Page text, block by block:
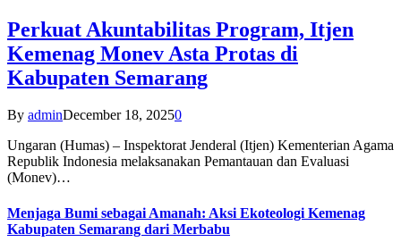
Perkuat Akuntabilitas Program, Itjen
Kemenag Monev Asta Protas di
Kabupaten Semarang
By adminDecember 18, 20250
Ungaran (Humas) – Inspektorat Jenderal (Itjen) Kementerian Agama
Republik Indonesia melaksanakan Pemantauan dan Evaluasi
(Monev)…
Menjaga Bumi sebagai Amanah: Aksi Ekoteologi Kemenag
Kabupaten Semarang dari Merbabu